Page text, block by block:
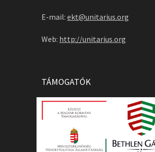
E-mail: ekt@unitarius.org
Web: http://unitarius.org
TÁMOGATÓK